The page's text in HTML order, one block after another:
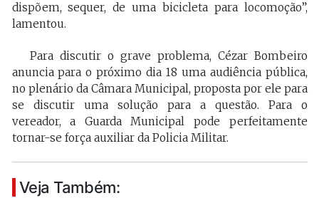
dispõem, sequer, de uma bicicleta para locomoção”,
lamentou.
Para discutir o grave problema, Cézar Bombeiro
anuncia para o próximo dia 18 uma audiência pública,
no plenário da Câmara Municipal, proposta por ele para
se discutir uma solução para a questão. Para o
vereador, a Guarda Municipal pode perfeitamente
tornar-se força auxiliar da Policia Militar.
Veja Também: